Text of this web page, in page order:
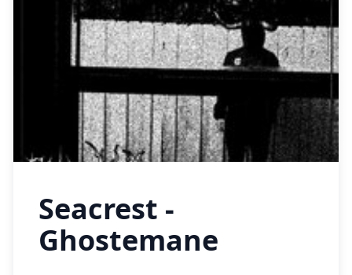
Seacrest -
Ghostemane